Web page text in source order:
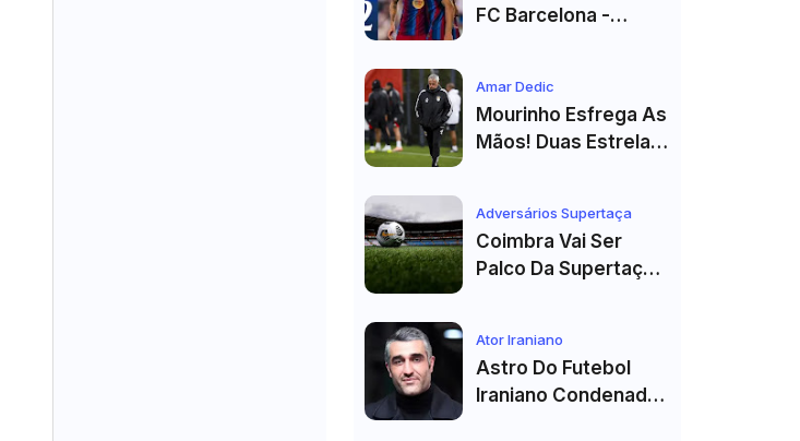
FC Barcelona -
Amar Dedic
Mourinho Esfrega As
Mãos! Duas Estrelas
Madrid
Adversários Supertaça
Coimbra Vai Ser
Palco Da Supertaça
E Adversários
Confirmados
Ator Iraniano
Astro Do Futebol
Iraniano Condenado